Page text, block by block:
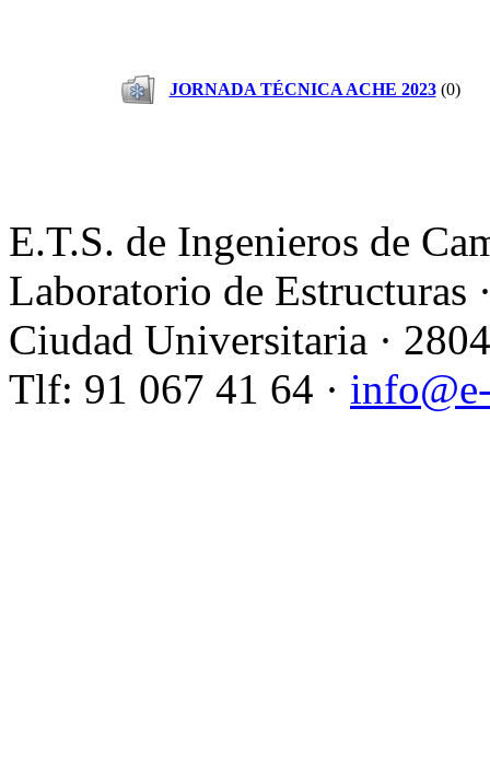
JORNADA TÉCNICA ACHE 2023(0)
E.T.S. de Ingenieros de
Laboratorio de Estructuras
Ciudad Universitaria ·
Tlf: 91 067 41 64 ·